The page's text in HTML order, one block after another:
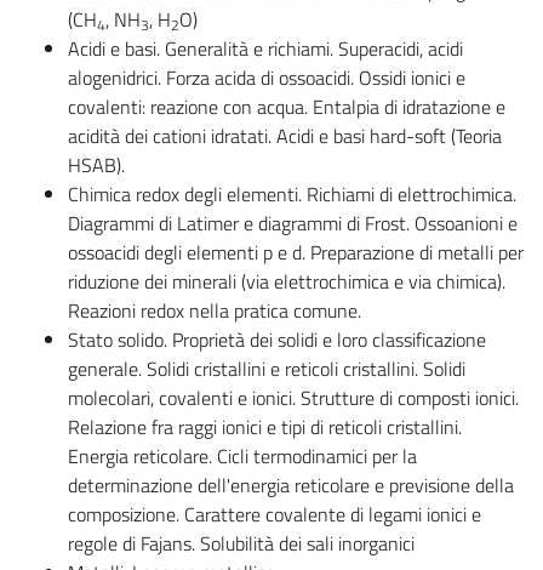
(CH4, NH3, H2O)
Acidi e basi. Generalità e richiami. Superacidi, acidi
alogenidrici. Forza acida di ossoacidi. Ossidi ionici e
covalenti: reazione con acqua. Entalpia di idratazione e
acidità dei cationi idratati. Acidi e basi hard-soft (Teoria
HSAB).
Chimica redox degli elementi. Richiami di elettrochimica.
Diagrammi di Latimer e diagrammi di Frost. Ossoanioni e
ossoacidi degli elementi p e d. Preparazione di metalli per
riduzione dei minerali (via elettrochimica e via chimica).
Reazioni redox nella pratica comune.
Stato solido. Proprietà dei solidi e loro classificazione
generale. Solidi cristallini e reticoli cristallini. Solidi
molecolari, covalenti e ionici. Strutture di composti ionici.
Relazione fra raggi ionici e tipi di reticoli cristallini.
Energia reticolare. Cicli termodinamici per la
determinazione dell'energia reticolare e previsione della
composizione. Carattere covalente di legami ionici e
regole di Fajans. Solubilità dei sali inorganici